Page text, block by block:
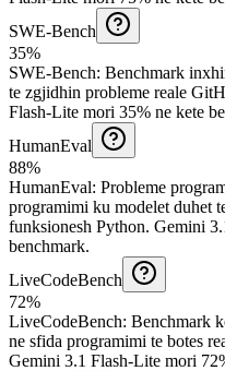
SWE-Bench
35%
SWE-Bench: Benchmark
te zgjidhin probleme reale
Flash-Lite mori 35% ne kete
HumanEval
88%
HumanEval: Probleme
programimi ku modelet duhet
funksionesh Python. Gemini
benchmark.
LiveCodeBench
72%
LiveCodeBench: Benchmark
ne sfida programimi te botes
Gemini 3.1 Flash-Lite mori